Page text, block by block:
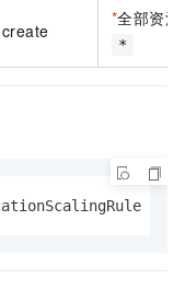
create
*全部资源
*